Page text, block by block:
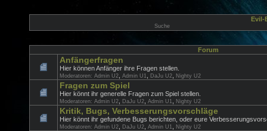
Evil-
Suche
Forum
Anfängerfragen
Hier können Anfänger ihre Fragen stellen.
Moderatoren: Admin U2 Admin U1 DaJu U2 Nighty U2
Fragen zum Spiel
Hier könnt ihr generelle Fragen zum Spiel stellen.
Moderatoren: Admin U2 DaJu U2 Admin U1 Nighty U2
Kritik, Bugs, Verbesserungsvorschläge
Hier könnt ihr gefundene Bugs berichten, oder eure
Moderatoren: Admin U2 DaJu U2 Admin U1 Nighty U2